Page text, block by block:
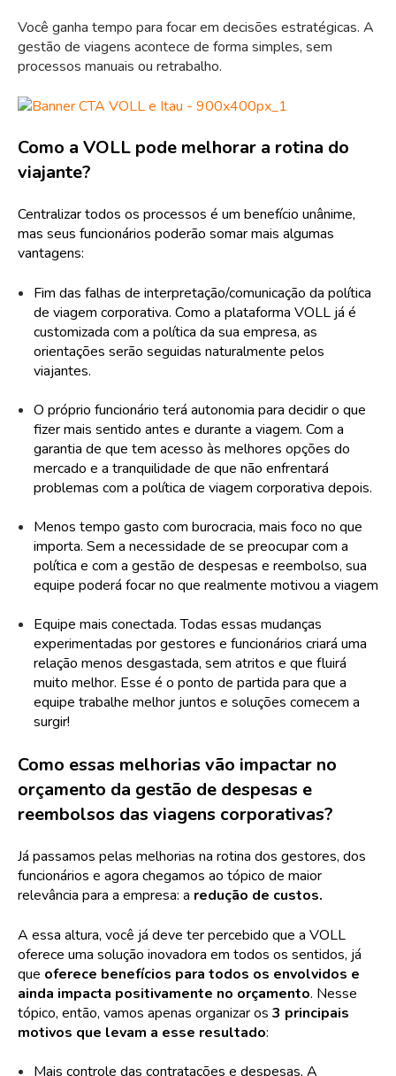
Você ganha tempo para focar em decisões estratégicas. A
gestão de viagens acontece de forma simples, sem
processos manuais ou retrabalho.
Como a VOLL pode melhorar a rotina do
viajante?
Centralizar todos os processos é um benefício unânime,
mas seus funcionários poderão somar mais algumas
vantagens:
Fim das falhas de interpretação/comunicação da política
de viagem corporativa. Como a plataforma VOLL já é
customizada com a política da sua empresa, as
orientações serão seguidas naturalmente pelos
viajantes.
O próprio funcionário terá autonomia para decidir o que
fizer mais sentido antes e durante a viagem. Com a
garantia de que tem acesso às melhores opções do
mercado e a tranquilidade de que não enfrentará
problemas com a política de viagem corporativa depois.
Menos tempo gasto com burocracia, mais foco no que
importa. Sem a necessidade de se preocupar com a
política e com a gestão de despesas e reembolso, sua
equipe poderá focar no que realmente motivou a viagem
Equipe mais conectada. Todas essas mudanças
experimentadas por gestores e funcionários criará uma
relação menos desgastada, sem atritos e que fluirá
muito melhor. Esse é o ponto de partida para que a
equipe trabalhe melhor juntos e soluções comecem a
surgir!
Como essas melhorias vão impactar no
orçamento da gestão de despesas e
reembolsos das viagens corporativas?
Já passamos pelas melhorias na rotina dos gestores, dos
funcionários e agora chegamos ao tópico de maior
relevância para a empresa: a redução de custos.
A essa altura, você já deve ter percebido que a VOLL
oferece uma solução inovadora em todos os sentidos, já
que oferece benefícios para todos os envolvidos e
ainda impacta positivamente no orçamento. Nesse
tópico, então, vamos apenas organizar os 3 principais
motivos que levam a esse resultado:
Mais controle das contratações e despesas. A